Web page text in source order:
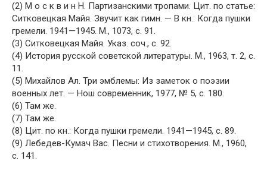
(2) М о с к в и н Н. Партизанскими тропами. Цит. по статье:
Ситковецкая Майя. Звучит как гимн. — В кн.: Когда пушки
гремели. 1941—1945. М., 1073, с. 91.
(3) Ситковецкая Майя. Указ. соч., с. 92.
(4) История русской советской литературы. М., 1963, т. 2, с.
11.
(5) Михайлов Ал. Три эмблемы: Из заметок о поэзии
военных лет. — Нош современник, 1977, № 5, с. 180.
(6) Там же.
(7) Там же.
(8) Цит. по кн.: Когда пушки гремели. 1941—1945, с. 89.
(9) Лебедев-Кумач Вас. Песни и стихотворения. М., 1960,
с. 141.